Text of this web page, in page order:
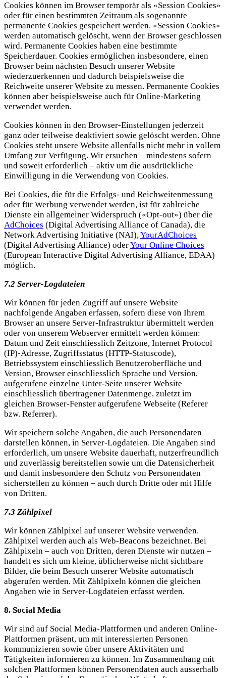
Cookies können im Browser temporär als «Session Cookies»
oder für einen bestimmten Zeitraum als sogenannte
permanente Cookies gespeichert werden. «Session Cookies»
werden automatisch gelöscht, wenn der Browser geschlossen
wird. Permanente Cookies haben eine bestimmte
Speicherdauer. Cookies ermöglichen insbesondere, einen
Browser beim nächsten Besuch unserer Website
wiederzuerkennen und dadurch beispielsweise die
Reichweite unserer Website zu messen. Permanente Cookies
können aber beispielsweise auch für Online-Marketing
verwendet werden.
Cookies können in den Browser-Einstellungen jederzeit
ganz oder teilweise deaktiviert sowie gelöscht werden. Ohne
Cookies steht unsere Website allenfalls nicht mehr in vollem
Umfang zur Verfügung. Wir ersuchen – mindestens sofern
und soweit erforderlich – aktiv um die ausdrückliche
Einwilligung in die Verwendung von Cookies.
Bei Cookies, die für die Erfolgs- und Reichweitenmessung
oder für Werbung verwendet werden, ist für zahlreiche
Dienste ein allgemeiner Widerspruch («Opt-out») über die
AdChoices (Digital Advertising Alliance of Canada), die
Network Advertising Initiative (NAI),YourAdChoices
(Digital Advertising Alliance) oderYour Online Choices
(European Interactive Digital Advertising Alliance, EDAA)
möglich.
7.2 Server-Logdateien
Wir können für jeden Zugriff auf unsere Website
nachfolgende Angaben erfassen, sofern diese von Ihrem
Browser an unsere Server-Infrastruktur übermittelt werden
oder von unserem Webserver ermittelt werden können:
Datum und Zeit einschliesslich Zeitzone, Internet Protocol
(IP)-Adresse, Zugriffsstatus (HTTP-Statuscode),
Betriebssystem einschliesslich Benutzeroberfläche und
Version, Browser einschliesslich Sprache und Version,
aufgerufene einzelne Unter-Seite unserer Website
einschliesslich übertragener Datenmenge, zuletzt im
gleichen Browser-Fenster aufgerufene Webseite (Referer
bzw. Referrer).
Wir speichern solche Angaben, die auch Personendaten
darstellen können, in Server-Logdateien. Die Angaben sind
erforderlich, um unsere Website dauerhaft, nutzerfreundlich
und zuverlässig bereitstellen sowie um die Datensicherheit
und damit insbesondere den Schutz von Personendaten
sicherstellen zu können – auch durch Dritte oder mit Hilfe
von Dritten.
7.3 Zählpixel
Wir können Zählpixel auf unserer Website verwenden.
Zählpixel werden auch als Web-Beacons bezeichnet. Bei
Zählpixeln – auch von Dritten, deren Dienste wir nutzen –
handelt es sich um kleine, üblicherweise nicht sichtbare
Bilder, die beim Besuch unserer Website automatisch
abgerufen werden. Mit Zählpixeln können die gleichen
Angaben wie in Server-Logdateien erfasst werden.
8. Social Media
Wir sind auf Social Media-Plattformen und anderen Online-
Plattformen präsent, um mit interessierten Personen
kommunizieren sowie über unsere Aktivitäten und
Tätigkeiten informieren zu können. Im Zusammenhang mit
solchen Plattformen können Personendaten auch ausserhalb